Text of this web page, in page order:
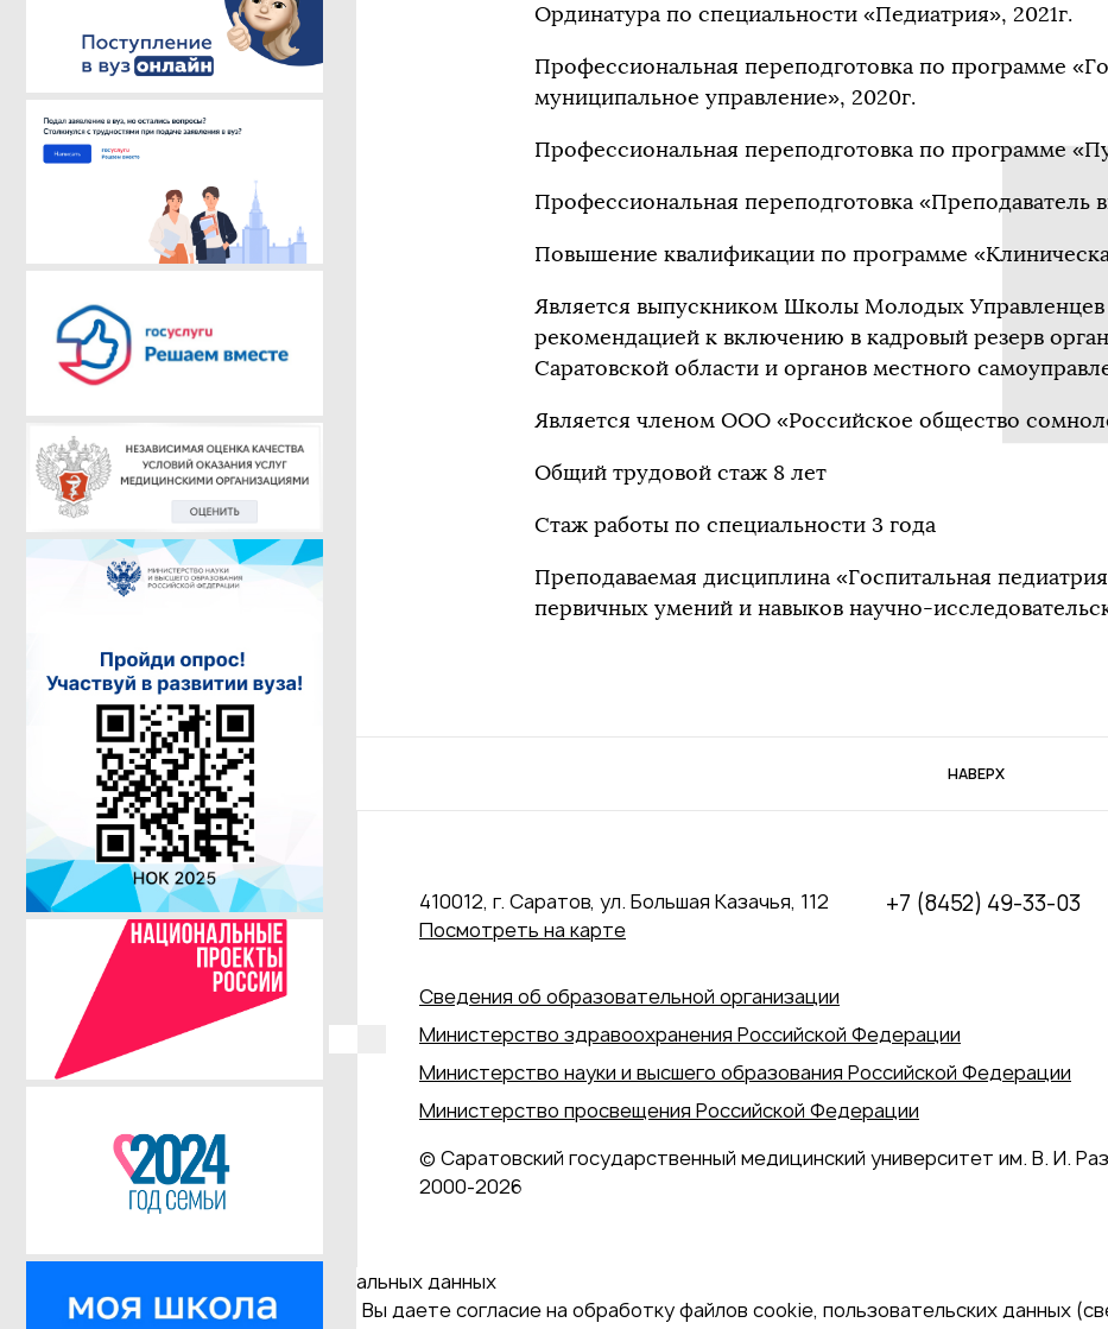
Ординатура по специальности «Педиатрия», 2021г.
Профессиональная переподготовка по программе
муниципальное управление», 2020г.
Профессиональная переподготовка по программе
Профессиональная переподготовка «Преподаватель
Повышение квалификации по программе
Является выпускником Школы Молодых Управленцев
рекомендацией к включению в кадровый резерв
Саратовской области и органов местного
Является членом ООО «Российское общество
Общий трудовой стаж 8 лет
Стаж работы по специальности 3 года
Преподаваемая дисциплина «Госпитальная
первичных умений и навыков научно-
НАВЕРХ
410012, г. Саратов, ул. Большая Казачья, 112
Посмотреть на карте
+7 (8452) 49-33-03
Сведения об образовательной организации
Министерство здравоохранения Российской Федерации
Министерство науки и высшего образования Российской Федерации
Министерство просвещения Российской Федерации
© Саратовский государственный медицинский университет им. В. И.
2000‑2026
Даю согласие на обработку персональных данных
Продолжая использовать наш сайт, Вы даете согласие на обработку файлов cookie, пользовательских данных